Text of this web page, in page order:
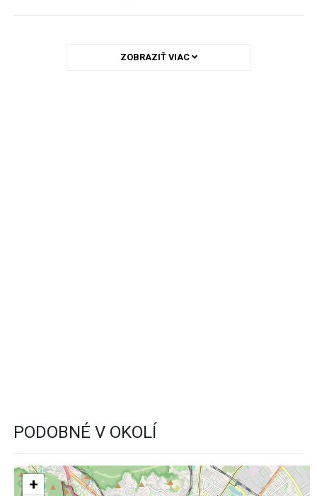
ZOBRAZIŤ VIAC
PODOBNÉ V OKOLÍ
+